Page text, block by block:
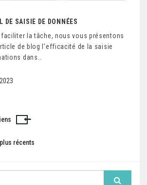
DE SAISIE DE DONNÉES
la tâche, nous vous présentons
de blog l'efficacité de la saisie
dans…
récents